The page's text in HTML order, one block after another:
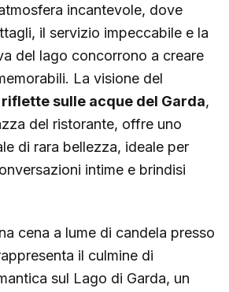
incantevole, dove
il servizio impeccabile e la
del lago concorrono a creare
La visione del
sulle acque del Garda,
del ristorante, offre uno
di rara bellezza, ideale per
intime e brindisi
cena a lume di candela presso
il culmine di
sul Lago di Garda, un